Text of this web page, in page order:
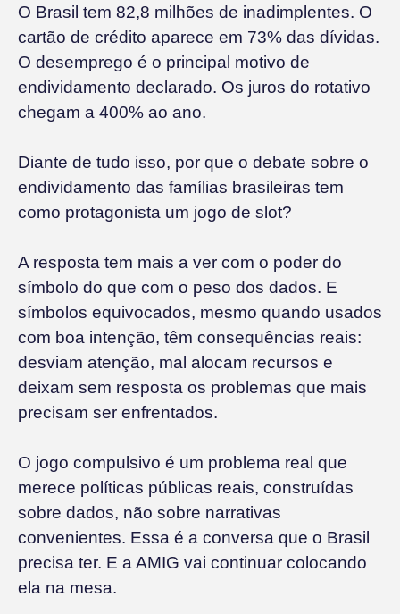
O Brasil tem 82,8 milhões de inadimplentes. O
cartão de crédito aparece em 73% das dívidas.
O desemprego é o principal motivo de
endividamento declarado. Os juros do rotativo
chegam a 400% ao ano.
Diante de tudo isso, por que o debate sobre o
endividamento das famílias brasileiras tem
como protagonista um jogo de slot?
A resposta tem mais a ver com o poder do
símbolo do que com o peso dos dados. E
símbolos equivocados, mesmo quando usados
com boa intenção, têm consequências reais:
desviam atenção, mal alocam recursos e
deixam sem resposta os problemas que mais
precisam ser enfrentados.
O jogo compulsivo é um problema real que
merece políticas públicas reais, construídas
sobre dados, não sobre narrativas
convenientes. Essa é a conversa que o Brasil
precisa ter. E a AMIG vai continuar colocando
ela na mesa.